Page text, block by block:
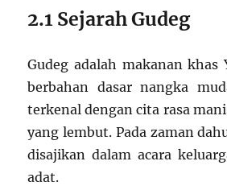
2.1 Sejarah Gudeg
Gudeg adalah makanan khas
berbahan dasar nangka
terkenal dengan cita rasa
yang lembut. Pada zaman
disajikan dalam acara
adat.